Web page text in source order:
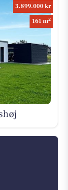
3.899.000 kr
161 m2